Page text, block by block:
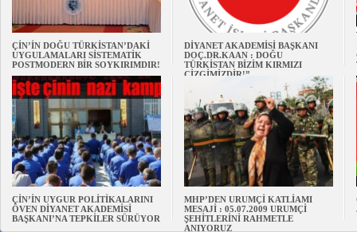
ÇİN’İN DOĞU TÜRKİSTAN’DAKİ
UYGULAMALARI SİSTEMATİK
POSTMODERN BİR SOYKIRIMDIR!
DİYANET AKADEMİSİ BAŞKANI
DOÇ.DR.KAAN : DOĞU
TÜRKİSTAN BİZİM KIRMIZI
ÇİZGİMİZDİR!”
ÇİN’İN UYGUR POLİTİKALARINI
ÖVEN DİYANET AKADEMİSİ
BAŞKANI’NA TEPKİLER SÜRÜYOR
MHP’DEN URUMÇİ KATLİAMI
MESAJİ : 05.07.2009 URUMÇİ
ŞEHİTLERİNİ RAHMETLE
ANIYORUZ